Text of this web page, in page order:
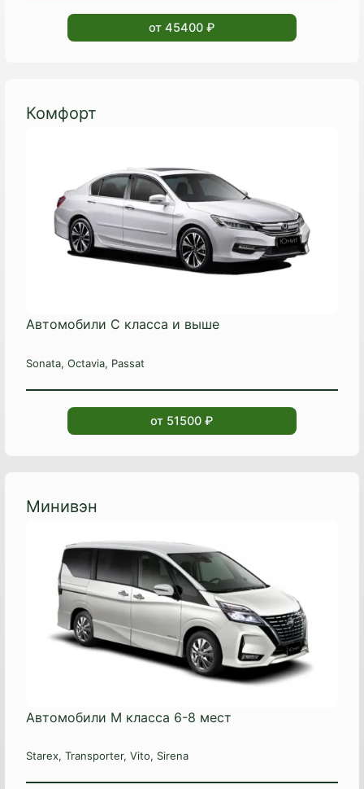
от 45400 ₽
Комфорт
Автомобили C класса и выше
Sonata, Octavia, Passat
от 51500 ₽
Минивэн
Автомобили М класса 6-8 мест
Starex, Transporter, Vito, Sirena